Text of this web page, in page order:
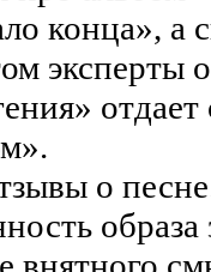
конца», а
эксперты
о
образа